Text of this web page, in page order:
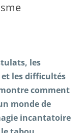
les
les difficultés
comment
monde de
incantatoire